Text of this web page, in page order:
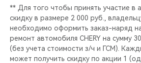
CHERY И СПОРТ
НАШИ МЕРОПРИЯТИЯ
ВИДЕООБЗОРЫ
** Для того чтобы принять участие в
скидку в размере 2 000 руб.,
необходимо оформить заказ-наряд
ремонт автомобиля CHERY на сумму
(без учета стоимости з/ч и ГСМ).
может получить скидку по акции 1